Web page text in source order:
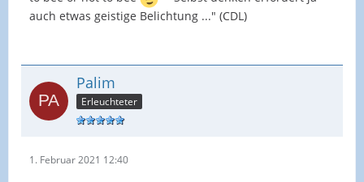
auch etwas geistige Belichtung ..." (CDL)
Palim
Erleuchteter
1. Februar 2021 12:40